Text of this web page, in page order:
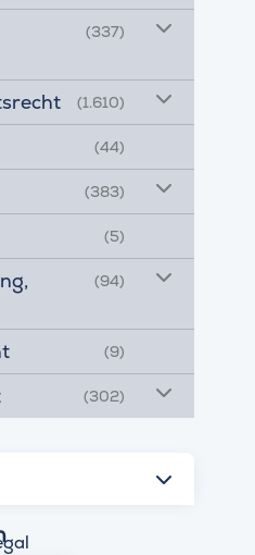
(337)
(1.610)
(44)
(383)
(5)
(94)
(9)
(302)